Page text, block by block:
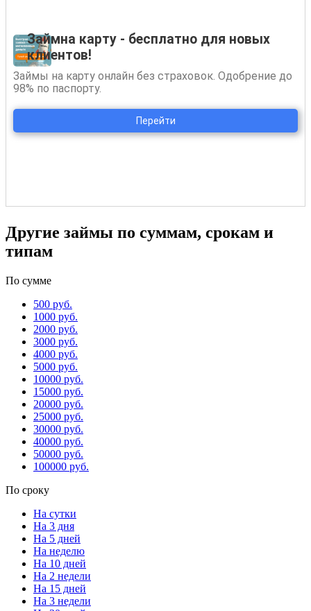
Другие займы по суммам, срокам и
типам
По сумме
500 руб.
1000 руб.
2000 руб.
3000 руб.
4000 руб.
5000 руб.
10000 руб.
15000 руб.
20000 руб.
25000 руб.
30000 руб.
40000 руб.
50000 руб.
100000 руб.
По сроку
На сутки
На 3 дня
На 5 дней
На неделю
На 10 дней
На 2 недели
На 15 дней
На 3 недели